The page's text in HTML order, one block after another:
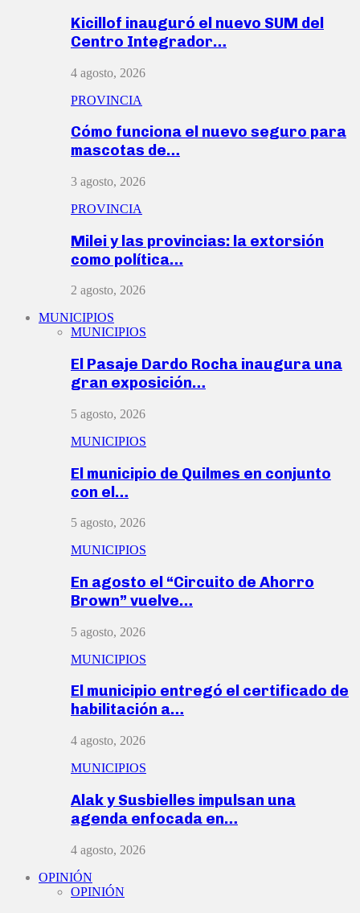
Kicillof inauguró el nuevo SUM del
Centro Integrador…
4 agosto, 2026
PROVINCIA
Cómo funciona el nuevo seguro para
mascotas de…
3 agosto, 2026
PROVINCIA
Milei y las provincias: la extorsión
como política…
2 agosto, 2026
MUNICIPIOS
MUNICIPIOS
El Pasaje Dardo Rocha inaugura una
gran exposición…
5 agosto, 2026
MUNICIPIOS
El municipio de Quilmes en conjunto
con el…
5 agosto, 2026
MUNICIPIOS
En agosto el “Circuito de Ahorro
Brown” vuelve…
5 agosto, 2026
MUNICIPIOS
El municipio entregó el certificado de
habilitación a…
4 agosto, 2026
MUNICIPIOS
Alak y Susbielles impulsan una
agenda enfocada en…
4 agosto, 2026
OPINIÓN
OPINIÓN